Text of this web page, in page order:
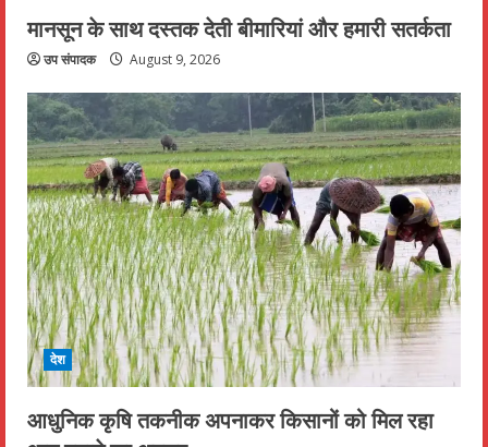
मानसून के साथ दस्तक देती बीमारियां और हमारी सतर्कता
उप संपादक August 9, 2026
देश
आधुनिक कृषि तकनीक अपनाकर किसानों को मिल रहा